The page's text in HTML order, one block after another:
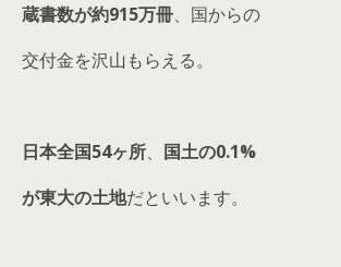
蔵書数が約915万冊、国からの
交付金を沢山もらえる。
日本全国54ヶ所、 国土の0.1%
が東大の土地だといいます。